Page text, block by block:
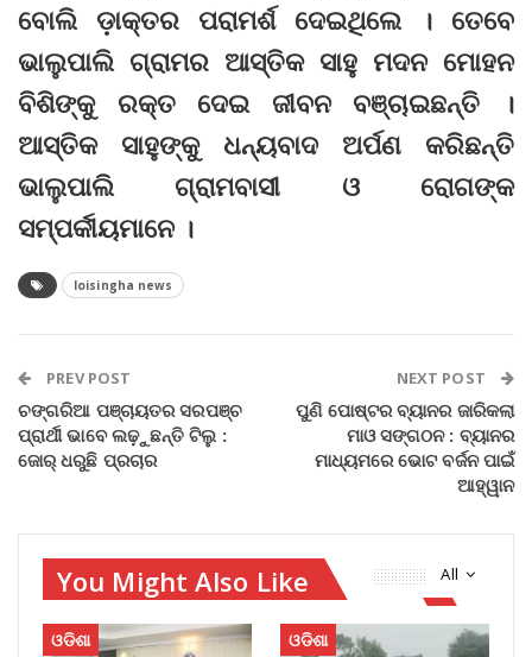
ବୋଲି ଡ଼ାକ୍ତର ପରାମର୍ଶ ଦେଇଥିଲେ । ତେବେ
ଭାଲୁପାଲି ଗ୍ରାମର ଆସ୍ତିକ ସାହୁ ମଦନ ମୋହନ
ବିଶିଙ୍କୁ ରକ୍ତ ଦେଇ ଜୀବନ ବଞ୍ଚାଇଛନ୍ତି ।
ଆସ୍ତିକ ସାହୁଙ୍କୁ ଧନ୍ୟବାଦ ଅର୍ପଣ କରିଛନ୍ତି
ଭାଲୁପାଲି ଗ୍ରାମବାସୀ ଓ ରୋଗଙ୍କ
ସମ୍ପର୍କୀୟମାନେ ।
loisingha news
PREV POST
ଚଙ୍ଗରିଆ ପଞ୍ଚାୟତର ସରପଞ୍ଚ
ପ୍ରାର୍ଥୀ ଭାବେ ଲଢ଼ୁଛନ୍ତି ଟିଲୁ :
ଜୋର୍ ଧରୁଛି ପ୍ରଚାର
NEXT POST
ପୁଣି ପୋଷ୍ଟର ବ୍ୟାନର ଜାରିକଲା
ମାଓ ସଙ୍ଗଠନ : ବ୍ୟାନର
ମାଧ୍ୟମରେ ଭୋଟ ବର୍ଜନ ପାଇଁ
ଆହ୍ୱାନ
All
You Might Also Like
ଓଡିଶା ଓଡିଶା